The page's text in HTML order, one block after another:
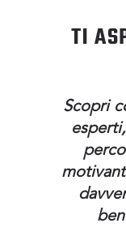
TI
Scopri